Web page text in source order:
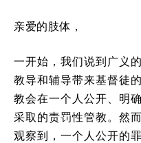
亲爱的肢体，
一开始，我们说到广义
教导和辅导带来基督徒
教会在一个人公开、明
采取的责罚性管教。然
观察到，一个人公开的